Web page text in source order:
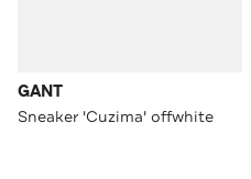
GANT
Sneaker 'Cuzima' offwhite